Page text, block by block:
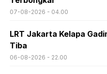
07-08-2026 - 04.00
LRT Jakarta Kelapa
Tiba
06-08-2026 - 22.00